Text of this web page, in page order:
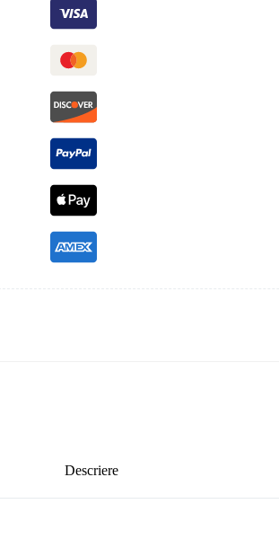
Descriere